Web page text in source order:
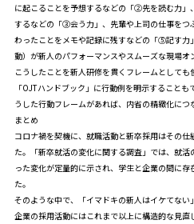
に起こることを予想するなどの「②先を読む力」
するなどの「③会う力」、先輩や上司の仕事を
わったことをメモや記録に残すなどの「⑤記す力
動）が新人のパフォーマンスやスムーズな現場オ
こうしたことを新人研修を貫くフレームとして
「OJTハンドブック」に行動例を明示すること
うした行動フレームがあれば、内省の精緻化につ
まとめ
コロナ禍を契機に、就職活動と新卒採用はその
た。「新卒就活の変化に関する調査 」では、就
った変化が定量的に示され、学生と企業の間に
た。
そのような中で、「イマドキの新人はイケてない
企業の採用活動にはこれまで以上に構造的な見